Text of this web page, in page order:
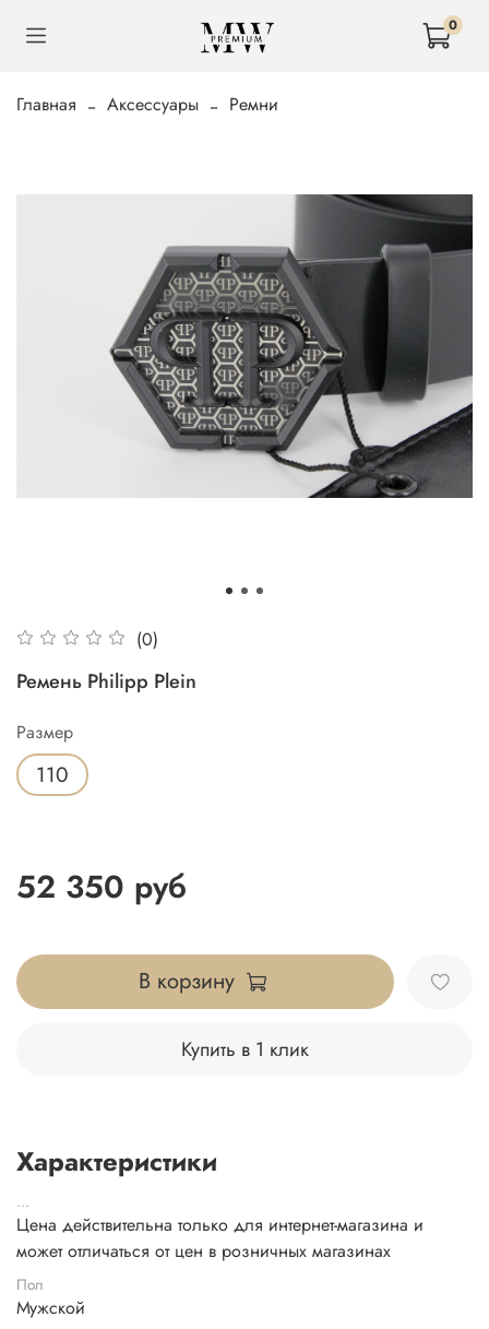
0
Главная Аксессуары Ремни
(0)
Ремень Philipp Plein
Размер
110
52 350 руб
В корзину
Купить в 1 клик
Характеристики
...
Цена действительна только для интернет-магазина и
может отличаться от цен в розничных магазинах
Пол
Мужской